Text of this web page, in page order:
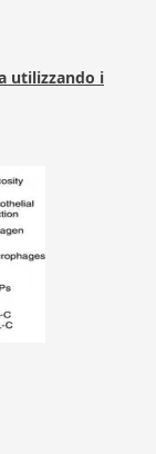
utilizzando i